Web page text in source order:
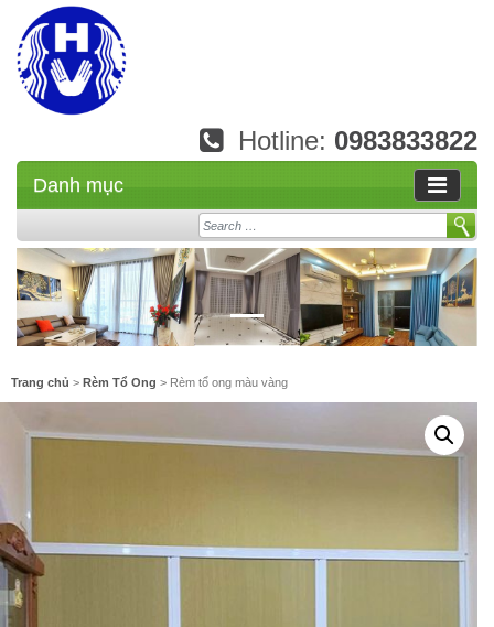
Hotline: 0983833822
Danh mục
Search
Trang chủ > Rèm Tổ Ong > Rèm tổ ong màu vàng